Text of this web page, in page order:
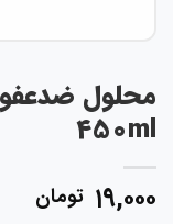
ضدعفونی
تومان